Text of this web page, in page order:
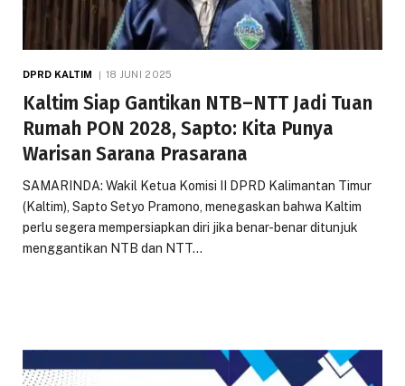
DPRD KALTIM 18 JUNI 2025
Kaltim Siap Gantikan NTB–NTT Jadi Tuan
Rumah PON 2028, Sapto: Kita Punya
Warisan Sarana Prasarana
SAMARINDA: Wakil Ketua Komisi II DPRD Kalimantan Timur
(Kaltim), Sapto Setyo Pramono, menegaskan bahwa Kaltim
perlu segera mempersiapkan diri jika benar-benar ditunjuk
menggantikan NTB dan NTT…